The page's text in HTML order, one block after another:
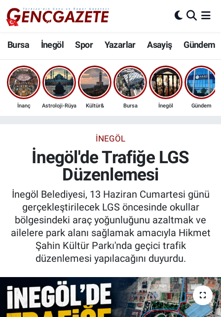
Bursa İnegöl Spor Yazarlar Asayiş Gündem
İnanç Astroloji-Rüya Kültür& Bursa İnegöl Gündem
İNEGÖL
İnegöl'de Trafiğe LGS
Düzenlemesi
İnegöl Belediyesi, 13 Haziran Cumartesi günü
gerçekleştirilecek LGS öncesinde okullar
bölgesindeki araç yoğunluğunu azaltmak ve
ailelere park alanı sağlamak amacıyla Hikmet
Şahin Kültür Parkı'nda geçici trafik
düzenlemesi yapılacağını duyurdu.
Bursa
İnegöl
3.SAYFA
Ekonomi
Güncel
İnanç
Kadın & Aile
Kültür & Sanat
Sağlık
Siyaset
Nöbetçi Eczaneler
Hava Durumu
Trafik Durumu
Son Dakika Haberleri
Haber Arşivi